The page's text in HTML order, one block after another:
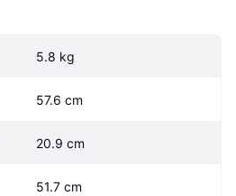
5.8 kg
57.6 cm
20.9 cm
51.7 cm